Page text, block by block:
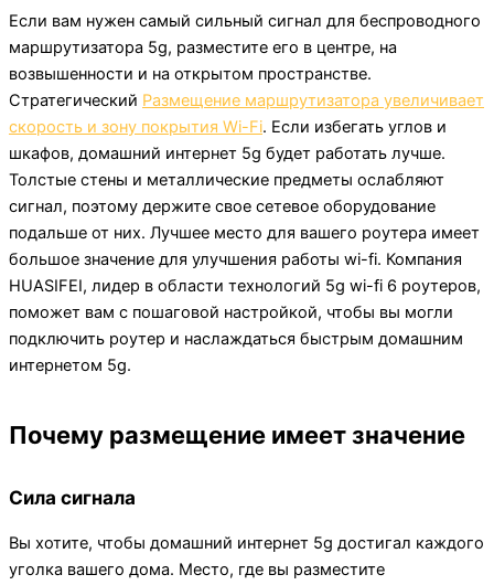
Если вам нужен самый сильный сигнал для беспроводного
маршрутизатора 5g, разместите его в центре, на
возвышенности и на открытом пространстве.
Стратегический Размещение маршрутизатора увеличивает
скорость и зону покрытия Wi-Fi. Если избегать углов и
шкафов, домашний интернет 5g будет работать лучше.
Толстые стены и металлические предметы ослабляют
сигнал, поэтому держите свое сетевое оборудование
подальше от них. Лучшее место для вашего роутера имеет
большое значение для улучшения работы wi-fi. Компания
HUASIFEI, лидер в области технологий 5g wi-fi 6 роутеров,
поможет вам с пошаговой настройкой, чтобы вы могли
подключить роутер и наслаждаться быстрым домашним
интернетом 5g.
Почему размещение имеет значение
Сила сигнала
Вы хотите, чтобы домашний интернет 5g достигал каждого
уголка вашего дома. Место, где вы разместите